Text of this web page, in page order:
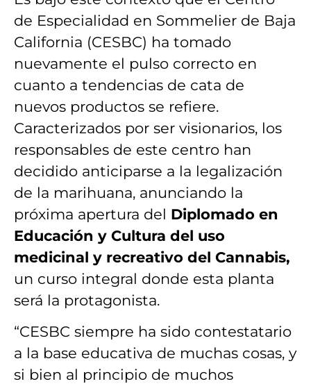
de Especialidad en Sommelier de Baja
California (CESBC) ha tomado
nuevamente el pulso correcto en
cuanto a tendencias de cata de
nuevos productos se refiere.
Caracterizados por ser visionarios, los
responsables de este centro han
decidido anticiparse a la legalización
de la marihuana, anunciando la
próxima apertura del Diplomado en
Educación y Cultura del uso
medicinal y recreativo del Cannabis,
un curso integral donde esta planta
será la protagonista.
“CESBC siempre ha sido contestatario
a la base educativa de muchas cosas, y
si bien al principio de muchos